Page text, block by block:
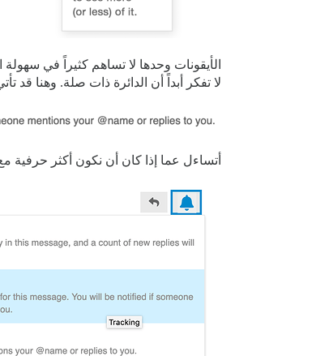
الأيقونات وحدها لا تساهم كثيراً في
لا تفكر أبداً أن الدائرة ذات صلة. وهنا قد
أتساءل عما إذا كان أن نكون أكثر حرفية